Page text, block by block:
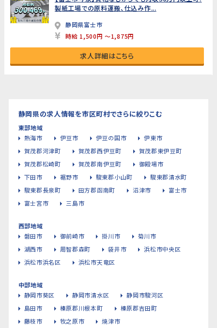
製紙工場での原料運搬、仕込み作...
静岡県富士市
時給 1,500円 ～1,875円
求人詳細はこちら
静岡県の求人情報を市区町村でさらに絞りこむ
東部地域
熱海市
伊豆市 伊豆の国市
伊東市
賀茂郡河津町
賀茂郡西伊豆町
賀茂郡東伊豆町
賀茂郡松崎町
賀茂郡南伊豆町
御殿場市
下田市
裾野市 駿東郡小山町
駿東郡清水町
駿東郡長泉町
田方郡函南町 沼津市
富士市
富士宮市
三島市
西部地域
磐田市
御前崎市 掛川市
菊川市
湖西市
周智郡森町 袋井市
浜松市中央区
浜松市浜名区
浜松市天竜区
中部地域
静岡市葵区
静岡市清水区
静岡市駿河区
島田市
榛原郡川根本町
榛原郡吉田町
藤枝市
牧之原市 焼津市